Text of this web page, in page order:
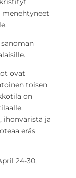
ovat
toisen
on
ihonväristä ja
eräs
24-30,